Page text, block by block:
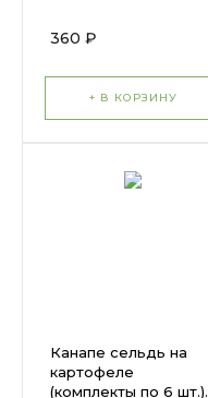
360 ₽
+ В КОРЗИНУ
Канапе сельдь на
картофеле
(комплекты по 6 шт.).